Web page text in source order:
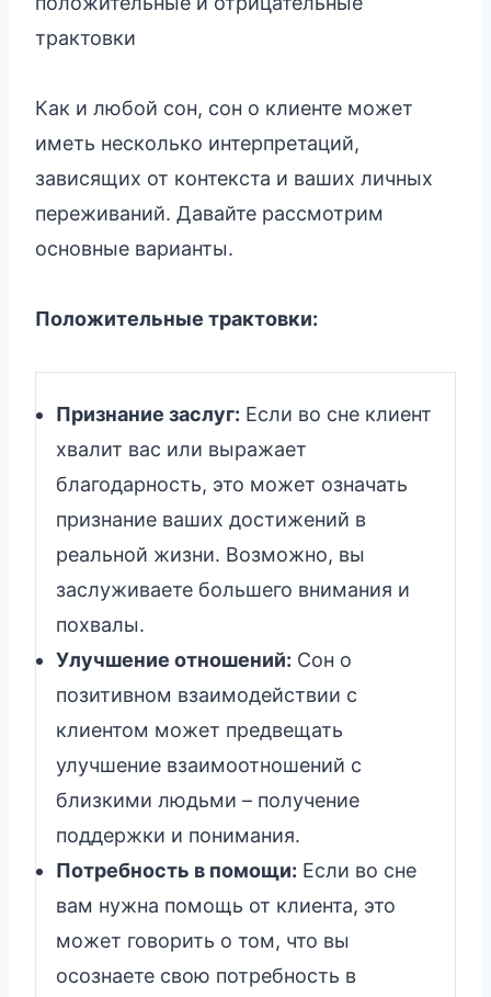
трактовки
Как и любой сон, сон о клиенте может
иметь несколько интерпретаций,
зависящих от контекста и ваших личных
переживаний. Давайте рассмотрим
основные варианты.
Положительные трактовки:
Признание заслуг: Если во сне клиент
хвалит вас или выражает
благодарность, это может означать
признание ваших достижений в
реальной жизни. Возможно, вы
заслуживаете большего внимания и
похвалы.
Улучшение отношений: Сон о
позитивном взаимодействии с
клиентом может предвещать
улучшение взаимоотношений с
близкими людьми – получение
поддержки и понимания.
Потребность в помощи: Если во сне
вам нужна помощь от клиента, это
может говорить о том, что вы
осознаете свою потребность в